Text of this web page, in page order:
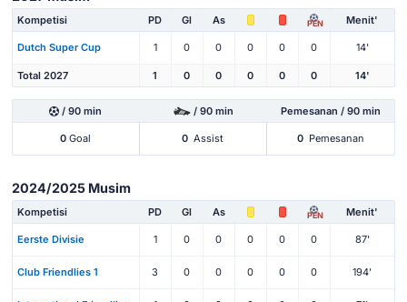
Kompetisi PD Gl As PEN Menit'
Dutch Super Cup 1 0 0 0 0 0 14'
Total 2027 1 0 0 0 0 0 14'
/ 90 min / 90 min Pemesanan / 90 min
0 Goal 0 Assist 0 Pemesanan
2024/2025 Musim
Kompetisi PD Gl As PEN Menit'
Eerste Divisie 1 0 0 0 0 0 87'
Club Friendlies 1 3 0 0 0 0 0 194'